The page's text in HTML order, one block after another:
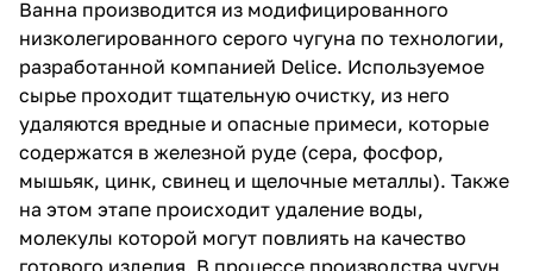
Ванна производится из модифицированного
низколегированного серого чугуна по технологии,
разработанной компанией Delice. Используемое
сырье проходит тщательную очистку, из него
удаляются вредные и опасные примеси, которые
содержатся в железной руде (сера, фосфор,
мышьяк, цинк, свинец и щелочные металлы). Также
на этом этапе происходит удаление воды,
молекулы которой могут повлиять на качество
готового изделия. В процессе производства чугун